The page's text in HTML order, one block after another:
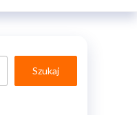
Szukaj